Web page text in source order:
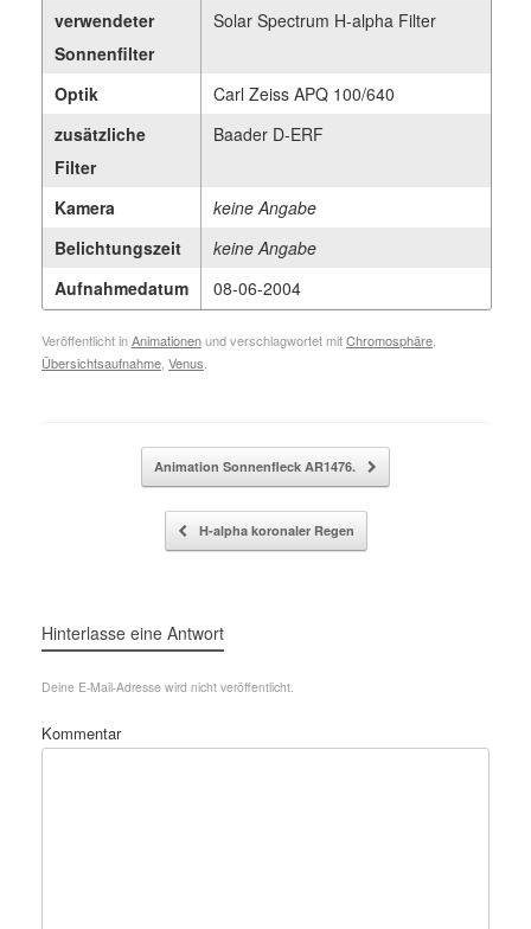
verwendeter
Sonnenfilter
Solar Spectrum H-alpha Filter
Optik
Carl Zeiss APQ 100/640
zusätzliche
Filter
Baader D-ERF
Kamera
keine Angabe
Belichtungszeit
keine Angabe
Aufnahmedatum
08-06-2004
Veröffentlicht inAnimationenund verschlagwortet mitChromosphäre,
Übersichtsaufnahme, Venus.
BeitragsnavigationAnimation Sonnenfleck AR1476.
H-alpha koronaler Regen
Hinterlasse eine Antwort
Deine E-Mail-Adresse wird nicht veröffentlicht.
Kommentar